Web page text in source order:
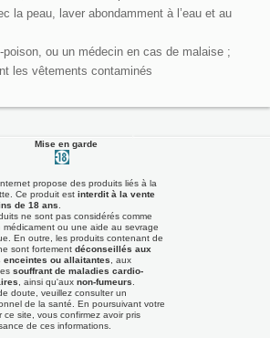
la peau, laver abondamment à l’eau et au
ou un médecin en cas de malaise ;
les vêtements contaminés
Mise en garde
propose des produits liés à la
Ce produit est interdit à la vente
de 18 ans
ne sont pas considérés comme
médicament ou une aide au sevrage
En outre, les produits contenant de
sont fortement déconseillés aux
enceintes ou allaitantes , aux
souffrant de maladies cardio-
, ainsi qu'aux non-fumeurs
doute, veuillez consulter un
de la santé. En poursuivant votre
ce site, vous confirmez avoir pris
de ces informations.